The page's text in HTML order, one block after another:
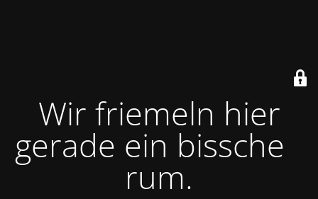
Wir friemeln hier
gerade ein bisschen
rum.